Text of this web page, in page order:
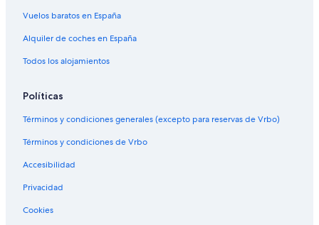
Vuelos baratos en España
Alquiler de coches en España
Todos los alojamientos
Políticas
Términos y condiciones generales (excepto para reservas de Vrbo)
Términos y condiciones de Vrbo
Accesibilidad
Privacidad
Cookies